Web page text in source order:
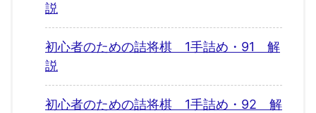
説
初心者のための詰将棋 1手詰め・91 解
説
初心者のための詰将棋 1手詰め・92 解